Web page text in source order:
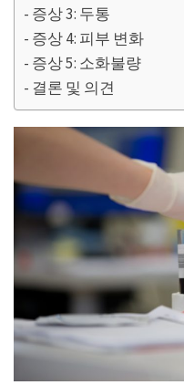
증상 3: 두통
증상 4: 피부 변화
증상 5: 소화불량
결론 및 의견